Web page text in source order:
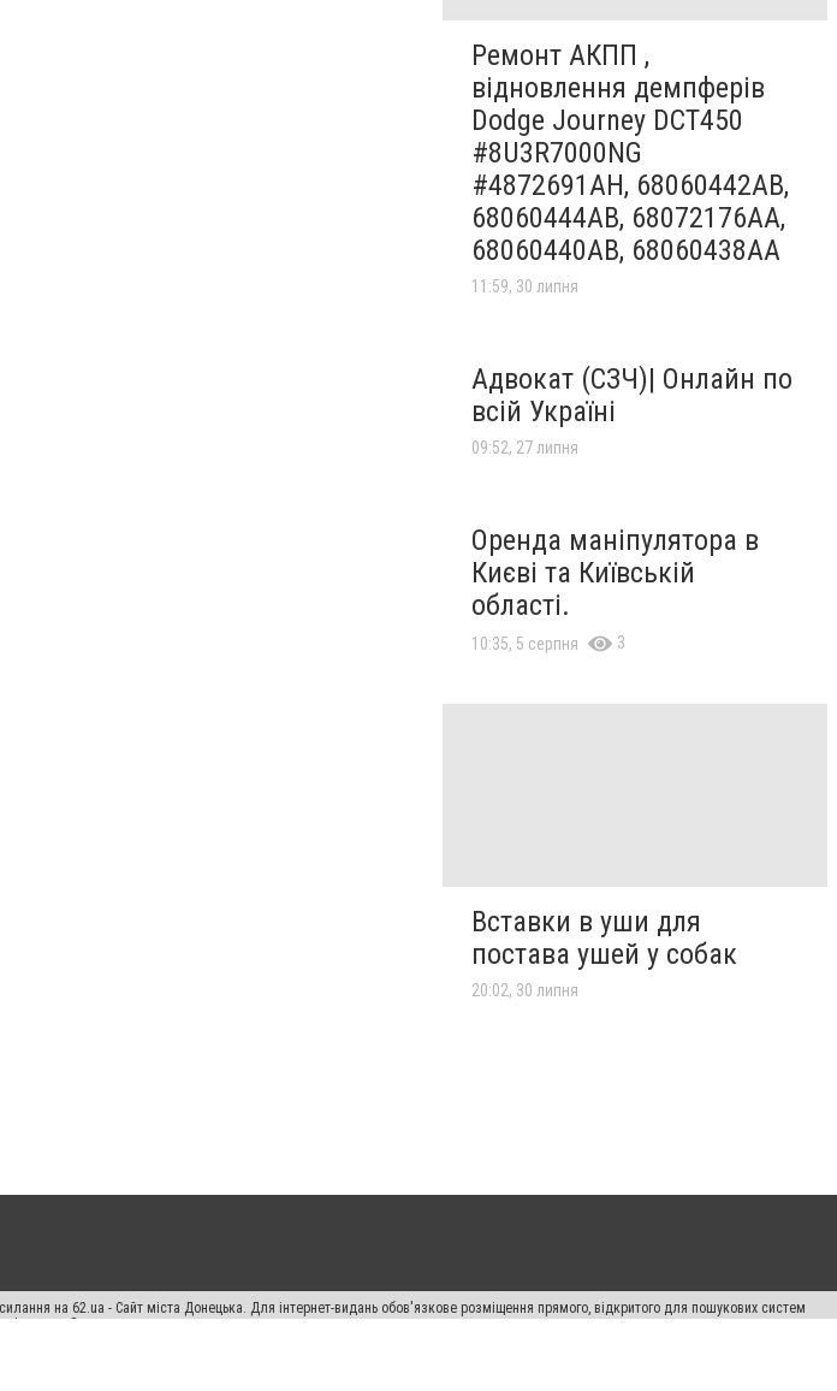
Ремонт АКПП ,
відновлення демпферів
Dodge Journey DCT450
#8U3R7000NG
#4872691AH, 68060442AB,
68060444AB, 68072176AA,
68060440AB, 68060438AA
11:59, 30 липня
Адвокат (СЗЧ)| Онлайн по
всій Україні
09:52, 27 липня
Оренда маніпулятора в
Києві та Київській
області.
10:35, 5 серпня 3
Вставки в уши для
постава ушей у собак
20:02, 30 липня
на 62.ua - Сайт міста Донецька. Для інтернет-видань обов'язкове розміщення прямого, відкритого для пошукових систем
Законом.